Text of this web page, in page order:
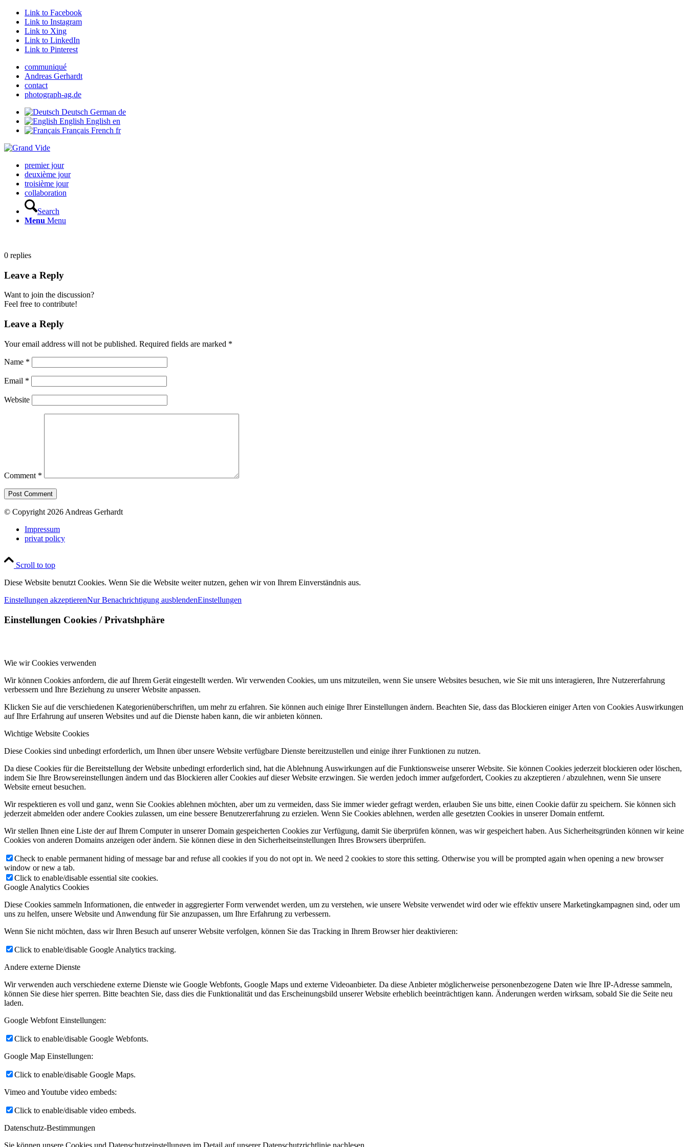
Link to Facebook
Link to Instagram
Link to Xing
Link to LinkedIn
Link to Pinterest
communiqué
Andreas Gerhardt
contact
photograph-ag.de
Deutsch German de
English English en
Français French fr
premier jour
deuxième jour
troisième jour
collaboration
Search
Menu Menu
0 replies
Leave a Reply
Want to join the discussion?
Feel free to contribute!
Leave a Reply
Your email address will not be published. Required fields are marked *
Name *
Email *
Website
Comment *
© Copyright 2026 Andreas Gerhardt
Impressum
privat policy
Scroll to top
Diese Website benutzt Cookies. Wenn Sie die Website weiter nutzen, gehen wir von Ihrem Einverständnis aus.
Einstellungen akzeptierenNur Benachrichtigung ausblendenEinstellungen
Einstellungen Cookies / Privatshphäre
Wie wir Cookies verwenden
Wir können Cookies anfordern, die auf Ihrem Gerät eingestellt werden. Wir verwenden Cookies, um uns mitzuteilen, wenn Sie unsere Websites besuchen, wie Sie mit uns interagieren, Ihre Nutzererfahrung
verbessern und Ihre Beziehung zu unserer Website anpassen.
Klicken Sie auf die verschiedenen Kategorienüberschriften, um mehr zu erfahren. Sie können auch einige Ihrer Einstellungen ändern. Beachten Sie, dass das Blockieren einiger Arten von Cookies Auswirkungen
auf Ihre Erfahrung auf unseren Websites und auf die Dienste haben kann, die wir anbieten können.
Wichtige Website Cookies
Diese Cookies sind unbedingt erforderlich, um Ihnen über unsere Website verfügbare Dienste bereitzustellen und einige ihrer Funktionen zu nutzen.
Da diese Cookies für die Bereitstellung der Website unbedingt erforderlich sind, hat die Ablehnung Auswirkungen auf die Funktionsweise unserer Website. Sie können Cookies jederzeit blockieren oder löschen,
indem Sie Ihre Browsereinstellungen ändern und das Blockieren aller Cookies auf dieser Website erzwingen. Sie werden jedoch immer aufgefordert, Cookies zu akzeptieren / abzulehnen, wenn Sie unsere
Website erneut besuchen.
Wir respektieren es voll und ganz, wenn Sie Cookies ablehnen möchten, aber um zu vermeiden, dass Sie immer wieder gefragt werden, erlauben Sie uns bitte, einen Cookie dafür zu speichern. Sie können sich
jederzeit abmelden oder andere Cookies zulassen, um eine bessere Benutzererfahrung zu erzielen. Wenn Sie Cookies ablehnen, werden alle gesetzten Cookies in unserer Domain entfernt.
Wir stellen Ihnen eine Liste der auf Ihrem Computer in unserer Domain gespeicherten Cookies zur Verfügung, damit Sie überprüfen können, was wir gespeichert haben. Aus Sicherheitsgründen können wir keine
Cookies von anderen Domains anzeigen oder ändern. Sie können diese in den Sicherheitseinstellungen Ihres Browsers überprüfen.
Check to enable permanent hiding of message bar and refuse all cookies if you do not opt in. We need 2 cookies to store this setting. Otherwise you will be prompted again when opening a new browser
window or new a tab.
Click to enable/disable essential site cookies.
Google Analytics Cookies
Diese Cookies sammeln Informationen, die entweder in aggregierter Form verwendet werden, um zu verstehen, wie unsere Website verwendet wird oder wie effektiv unsere Marketingkampagnen sind, oder um
uns zu helfen, unsere Website und Anwendung für Sie anzupassen, um Ihre Erfahrung zu verbessern.
Wenn Sie nicht möchten, dass wir Ihren Besuch auf unserer Website verfolgen, können Sie das Tracking in Ihrem Browser hier deaktivieren:
Click to enable/disable Google Analytics tracking.
Andere externe Dienste
Wir verwenden auch verschiedene externe Dienste wie Google Webfonts, Google Maps und externe Videoanbieter. Da diese Anbieter möglicherweise personenbezogene Daten wie Ihre IP-Adresse sammeln,
können Sie diese hier sperren. Bitte beachten Sie, dass dies die Funktionalität und das Erscheinungsbild unserer Website erheblich beeinträchtigen kann. Änderungen werden wirksam, sobald Sie die Seite neu
laden.
Google Webfont Einstellungen:
Click to enable/disable Google Webfonts.
Google Map Einstellungen:
Click to enable/disable Google Maps.
Vimeo and Youtube video embeds:
Click to enable/disable video embeds.
Datenschutz-Bestimmungen